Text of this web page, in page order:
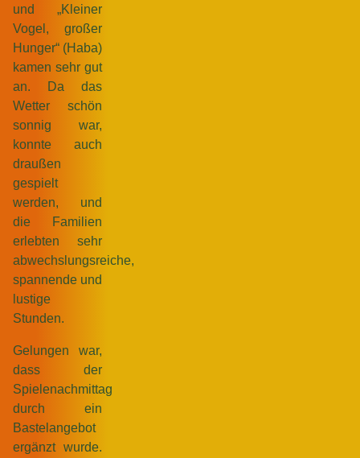
und „Kleiner
Vogel, großer
Hunger“ (Haba)
kamen sehr gut
an. Da das
Wetter schön
sonnig war,
konnte auch
draußen
gespielt
werden, und
die Familien
erlebten sehr
abwechslungsreiche,
spannende und
lustige
Stunden.
Gelungen war,
dass der
Spielenachmittag
durch ein
Bastelangebot
ergänzt wurde.